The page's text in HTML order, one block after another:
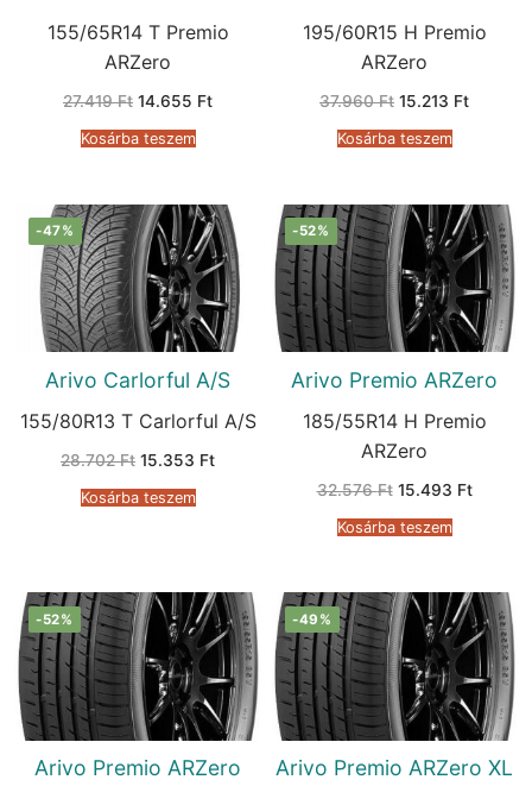
155/65R14 T Premio
ARZero
27.419Ft Original
was:
27.419 Ft.
14.655 FtCurrent
Kosárba teszem
195/60R15 H Premio
ARZero
37.960Ft Original
was:
37.960 Ft.
15.213 FtCurrent
Kosárba teszem
-47%
Arivo Carlorful A/S
155/80R13 T Carlorful A/S
28.702Ft Original
was:
28.702 Ft.
15.353 FtCurrent
Kosárba teszem
-52%
Arivo Premio ARZero
185/55R14 H Premio
ARZero
32.576Ft Original
was:
32.576 Ft.
15.493 FtCurrent
Kosárba teszem
-52%
Arivo Premio ARZero
-49%
Arivo Premio ARZero XL